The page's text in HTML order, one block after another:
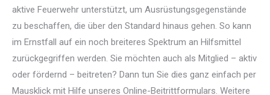
aktive Feuerwehr unterstützt, um Ausrüstungsgegenstände
zu beschaffen, die über den Standard hinaus gehen. So kann
im Ernstfall auf ein noch breiteres Spektrum an Hilfsmittel
zurückgegriffen werden. Sie möchten auch als Mitglied – aktiv
oder fördernd – beitreten? Dann tun Sie dies ganz einfach per
Mausklick mit Hilfe unseres Online-Beitrittformulars. Weitere